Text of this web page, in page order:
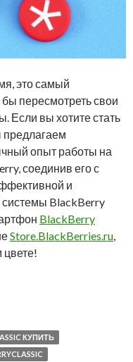
это самый
пересмотреть свои
Если вы хотите стать
опыт работы на
соединив его с
и
системы BlackBerry
BlackBerry
Store.BlackBerries.ru,
цвете!
BlackBerry Classic в
КУПИТЬ